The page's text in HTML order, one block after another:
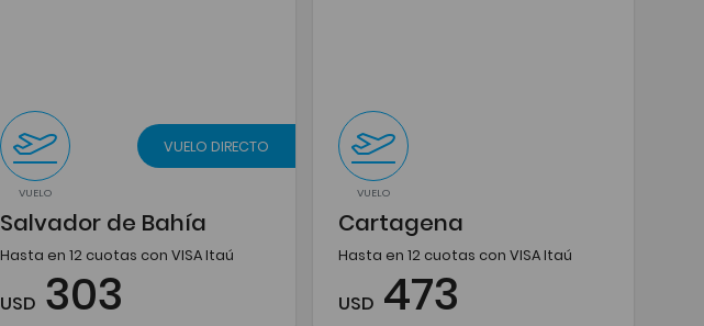
VUELO
VUELO DIRECTO
Salvador de Bahía
Hasta en 12 cuotas con VISA Itaú
USD 303
VUELO
Cartagena
Hasta en 12 cuotas con VISA Itaú
USD 473